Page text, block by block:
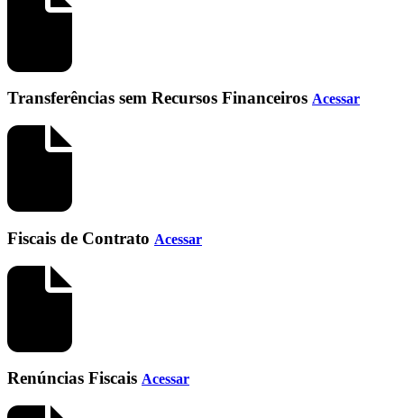
Transferências sem Recursos Financeiros Acessar
Fiscais de Contrato Acessar
Renúncias Fiscais Acessar